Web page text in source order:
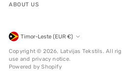
ABOUT US
Currency Timor-Leste (EUR €)
Copyright © 2026, Latvijas Tekstils. All
use and privacy notice.
Powered by Shopify